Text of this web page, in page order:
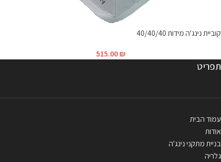
קוביית נינג'ה מידות 40/40/40
515.00₪
תפריט
עמוד הבית
אודות
בניית מתקני נינג'ה
גלריה